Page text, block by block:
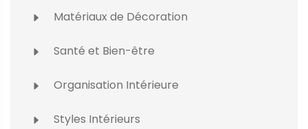
Matériaux de Décoration
Santé et Bien-être
Organisation Intérieure
Styles Intérieurs